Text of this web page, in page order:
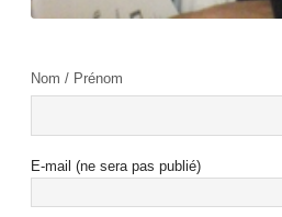
Nom / Prénom
E-mail (ne sera pas publié)